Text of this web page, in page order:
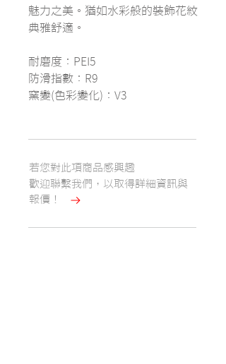
魅力之美。猶如水彩般的裝飾花紋
典雅舒適。
耐磨度：PEI5
防滑指數：R9
窯變(色彩變化)：V3
若您對此項商品感興趣
​歡迎聯繫我們，以取得詳細資訊與
報價！